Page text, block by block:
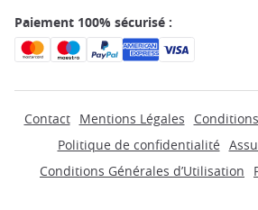
Paiement 100% sécurisé :
Contact Mentions Légales
Politique de confidentialité
Conditions Générales d’Utilisation